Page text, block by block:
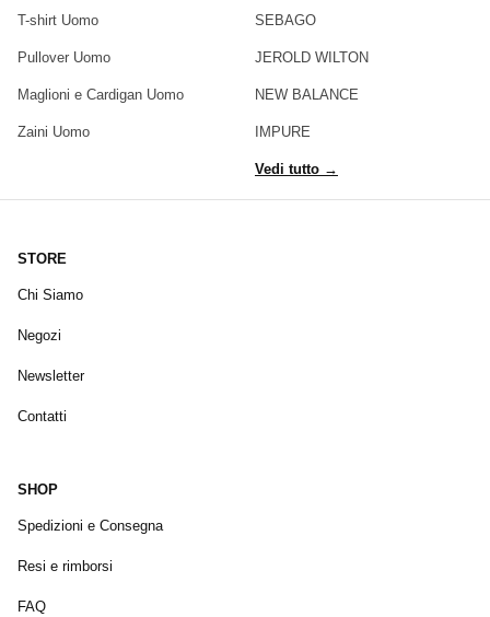
T-shirt Uomo
Pullover Uomo
Maglioni e Cardigan Uomo
Zaini Uomo
SEBAGO
JEROLD WILTON
NEW BALANCE
IMPURE
Vedi tutto →
STORE
Chi Siamo
Negozi
Newsletter
Contatti
SHOP
Spedizioni e Consegna
Resi e rimborsi
FAQ